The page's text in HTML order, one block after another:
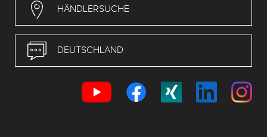
HÄNDLERSUCHE
DEUTSCHLAND